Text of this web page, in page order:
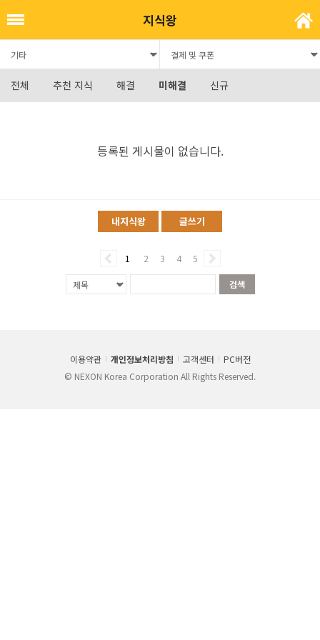
지식왕
전체 추천 지식 해결 미해결 신규
등록된 게시물이 없습니다.
내지식왕 글쓰기
1 2 3 4 5
검색
이용약관 개인정보처리방침 고객센터
PC버전
© NEXON Korea Corporation All Rights Reserved.